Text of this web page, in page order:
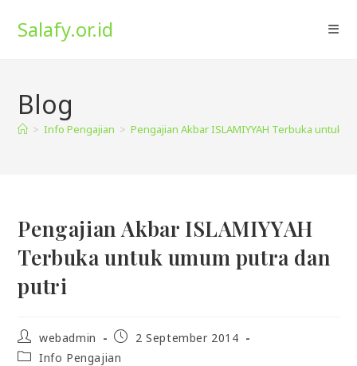
Salafy.or.id
Blog
> Info Pengajian > Pengajian Akbar ISLAMIYYAH Terbuka untuk
Pengajian Akbar ISLAMIYYAH
Terbuka untuk umum putra dan
putri
Post
author:
webadmin
Post2 September 2014
PostInfo Pengajian